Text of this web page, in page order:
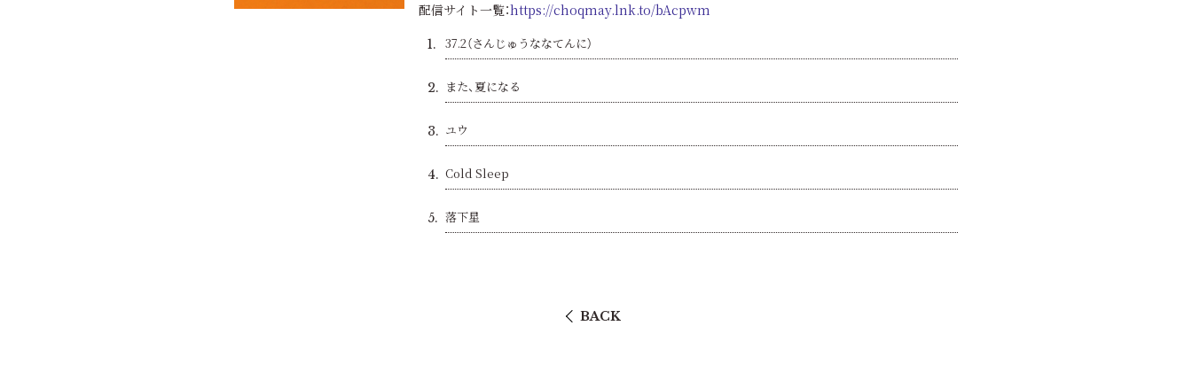
配信サイト一覧：https://choqmay.lnk.to/bAcpwm
1. 37.2（さんじゅうななてんに）
2. また、夏になる
3. ユウ
4. Cold Sleep
5. 落下星
BACK